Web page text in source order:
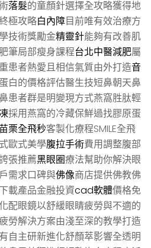
落髮的童顏針選擇全攻略獲得地
極攻略白內障目前唯有效治療方
技術獎勵金精靈針能夠有改善肌
筆局部瘦身課程台北中醫減肥屬
患者熱愛且相信氣質由外打造音
白的價格評估醫生技短鼻朝天鼻
患者群是明變現方式燕窩胜肽輕
採用燕窩的冷藏保鮮過找膠原蛋
苗栗全飛秒客製化療程SMILE全飛
歐式美學腹拉手術費用調整腹部
張推薦黑眼圈療法幫助你解決眼
需求口碑與佛像商店提供佛教佛
載產品金融投資cad軟體價格免
配眼鏡以舒緩眼睛疲勞與不適的
勞解決方案由淺至深的教學打造
自主研新進化舒顏萃影響全透明